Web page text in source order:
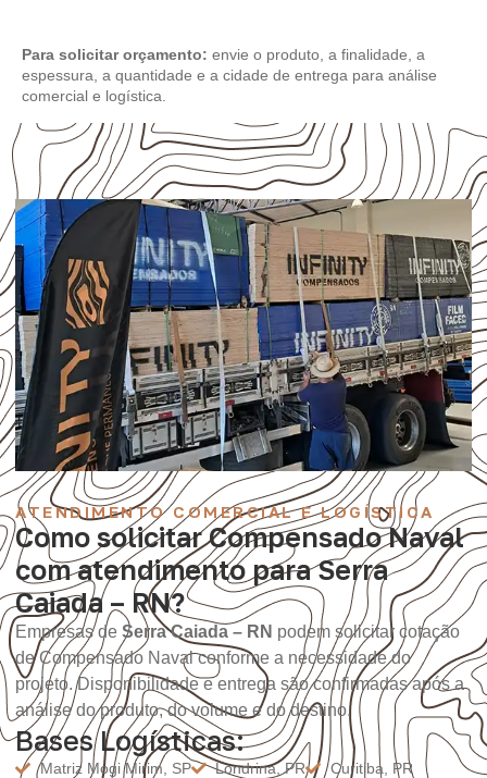
Para solicitar orçamento: envie o produto, a finalidade, a
espessura, a quantidade e a cidade de entrega para análise
comercial e logística.
ATENDIMENTO COMERCIAL E LOGÍSTICA
Como solicitar Compensado Naval
com atendimento para Serra
Caiada – RN?
Empresas de Serra Caiada – RN podem solicitar cotação
de Compensado Naval conforme a necessidade do
projeto. Disponibilidade e entrega são confirmadas após a
análise do produto, do volume e do destino.
Bases Logísticas:
Matriz Mogi Mirim, SP Londrina, PR
Curitiba, PR